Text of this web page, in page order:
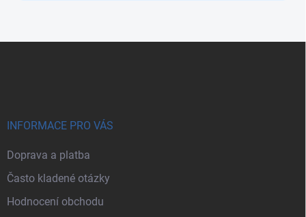
INFORMACE PRO VÁS
Doprava a platba
Často kladené otázky
Hodnocení obchodu